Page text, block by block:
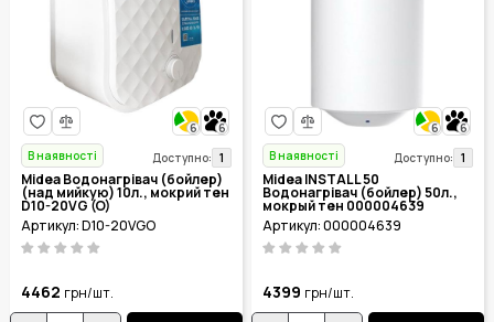
6
6
В наявності
Доступно: 1
Midea Водонагрівач (бойлер)
(над мийкую) 10л., мокрий тен
D10-20VG (O)
Артикул: D10-20VGO
4462 грн/шт.
6
6
В наявності
Доступно: 1
Midea INSTALL 50
Водонагрівач (бойлер) 50л.,
мокрый тен 000004639
Артикул: 000004639
4399 грн/шт.